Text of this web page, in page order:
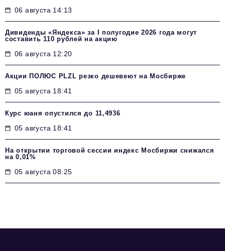
06 августа 14:13
Дивиденды «Яндекса» за I полугодие 2026 года могут
составить 110 рублей на акцию
06 августа 12:20
Акции ПОЛЮС PLZL резко дешевеют на Мосбирже
05 августа 18:41
Курс юаня опустился до 11,4936
05 августа 18:41
На открытии торговой сессии индекс Мосбиржи снижался
на 0,01%
05 августа 08:25